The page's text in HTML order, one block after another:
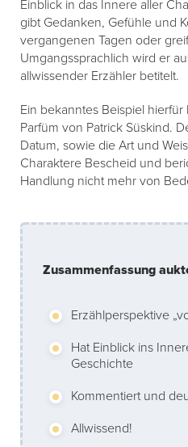
Einblick in das Innere aller
gibt Gedanken, Gefühle und
vergangenen Tagen oder
Umgangssprachlich wird er
allwissender Erzähler betitelt.
Ein bekanntes Beispiel
Parfüm von Patrick Süskind.
Datum, sowie die Art und
Charaktere Bescheid und
Handlung nicht mehr von
Zusammenfassung
Erzählperspektive
Hat Einblick ins
Geschichte
Kommentiert und
Allwissend!